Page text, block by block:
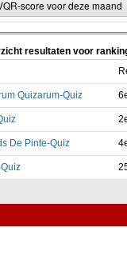
resultaten voor
Quizarum-Quiz
De Pinte-Quiz